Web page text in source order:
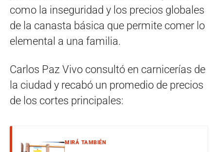
como la inseguridad y los precios globales
de la canasta básica que permite comer lo
elemental a una familia.
Carlos Paz Vivo consultó en carnicerías de
la ciudad y recabó un promedio de precios
de los cortes principales:
MIRÁ TAMBIÉN